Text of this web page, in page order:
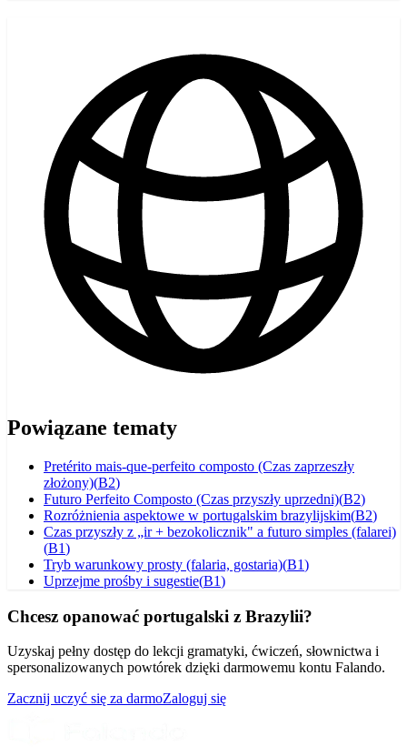
Powiązane tematy
Pretérito mais-que-perfeito composto (Czas zaprzeszły
złożony)(B2)
Futuro Perfeito Composto (Czas przyszły uprzedni)(B2)
Rozróżnienia aspektowe w portugalskim brazylijskim(B2)
Czas przyszły z „ir + bezokolicznik" a futuro simples (falarei)
(B1)
Tryb warunkowy prosty (falaria, gostaria)(B1)
Uprzejme prośby i sugestie(B1)
Chcesz opanować portugalski z Brazylii?
Uzyskaj pełny dostęp do lekcji gramatyki, ćwiczeń, słownictwa i
spersonalizowanych powtórek dzięki darmowemu kontu Falando.
Zacznij uczyć się za darmoZaloguj się